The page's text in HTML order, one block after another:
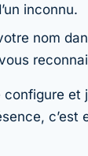
inconnu.
nom
et
c’est